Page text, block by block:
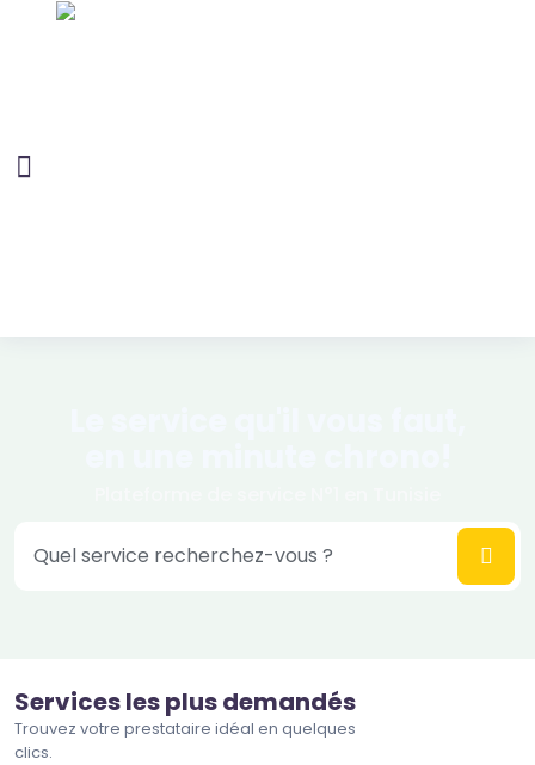
Quel service recherchez-vous ?
Services les plus demandés
Trouvez votre prestataire idéal en quelques
clics.